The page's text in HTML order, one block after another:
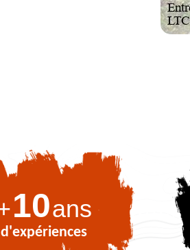
10ans
d'expériences